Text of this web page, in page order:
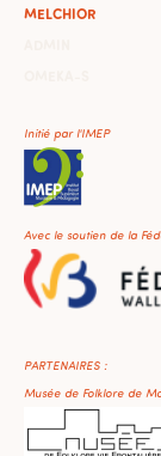
MELCHIOR
Initié par l'IMEP
Avec le soutien de la
PARTENAIRES :
Musée de Folklore de